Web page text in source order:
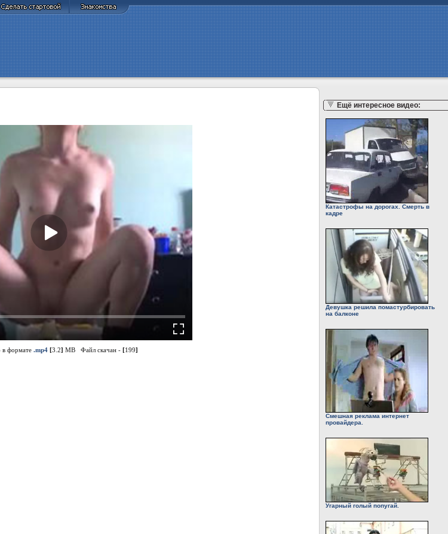
в формате .mp4 [3.2] MB Файл скачан - [199]
Ещё интересное видео:
Катастрофы на дорогах. Смерть в
кадре
Девушка решила помастурбировать
на балконе
Смешная реклама интернет
провайдера.
Угарный голый попугай.